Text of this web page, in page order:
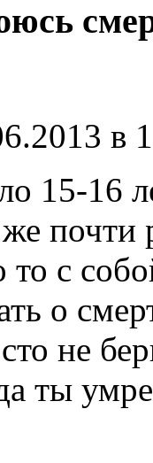
в
15-16
же
то с
о
не
ты